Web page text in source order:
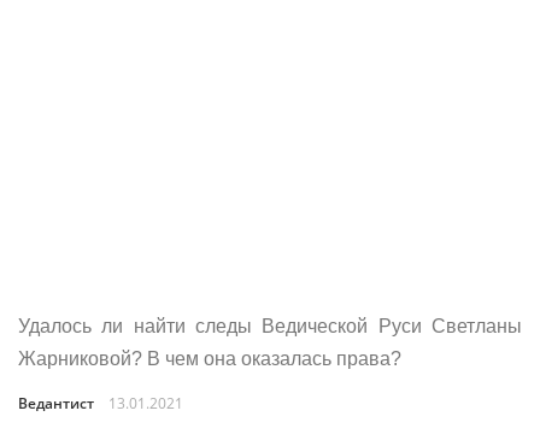
Удалось ли найти следы Ведической Руси Светланы
Жарниковой? В чем она оказалась права?
Ведантист 13.01.2021